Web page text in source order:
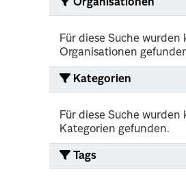
Organisationen
Für diese Suche wurden
Organisationen
Kategorien
Für diese Suche wurden
Kategorien gefunden.
Tags